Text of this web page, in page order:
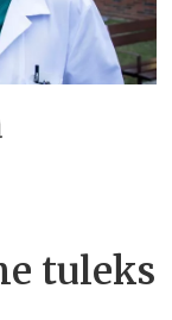
tuleks